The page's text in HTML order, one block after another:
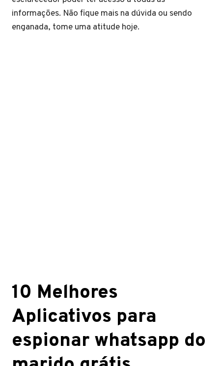
informações. Não fique mais na dúvida ou sendo
enganada, tome uma atitude hoje.
10 Melhores
Aplicativos para
espionar whatsapp do